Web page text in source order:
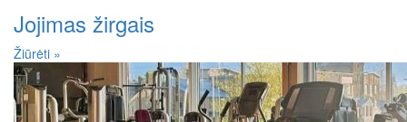
Jojimas žirgais
Žiūrėti »